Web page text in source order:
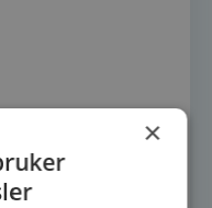
utside.
×